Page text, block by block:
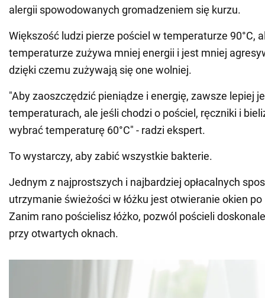
alergii spowodowanych gromadzeniem się kurzu.
Większość ludzi pierze pościel w temperaturze 90°C,
temperaturze zużywa mniej energii i jest mniej
dzięki czemu zużywają się one wolniej.
"Aby zaoszczędzić pieniądze i energię, zawsze lepiej
temperaturach, ale jeśli chodzi o pościel, ręczniki i
wybrać temperaturę 60°C" - radzi ekspert.
To wystarczy, aby zabić wszystkie bakterie.
Jednym z najprostszych i najbardziej opłacalnych
utrzymanie świeżości w łóżku jest otwieranie okien
Zanim rano pościelisz łóżko, pozwól pościeli
przy otwartych oknach.